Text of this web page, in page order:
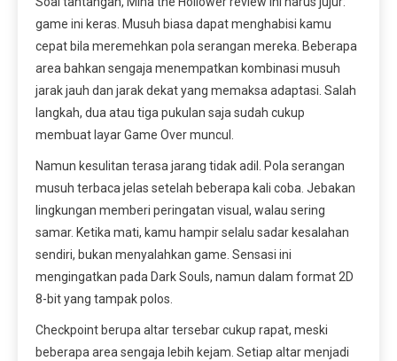
game ini keras. Musuh biasa dapat menghabisi kamu
cepat bila meremehkan pola serangan mereka. Beberapa
area bahkan sengaja menempatkan kombinasi musuh
jarak jauh dan jarak dekat yang memaksa adaptasi. Salah
langkah, dua atau tiga pukulan saja sudah cukup
membuat layar Game Over muncul.
Namun kesulitan terasa jarang tidak adil. Pola serangan
musuh terbaca jelas setelah beberapa kali coba. Jebakan
lingkungan memberi peringatan visual, walau sering
samar. Ketika mati, kamu hampir selalu sadar kesalahan
sendiri, bukan menyalahkan game. Sensasi ini
mengingatkan pada Dark Souls, namun dalam format 2D
8-bit yang tampak polos.
Checkpoint berupa altar tersebar cukup rapat, meski
beberapa area sengaja lebih kejam. Setiap altar menjadi